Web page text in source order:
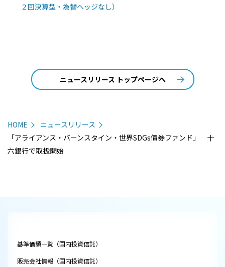
２回決算型・為替ヘッジなし）
ニュースリリース トップページへ
HOME
ニュースリリース
「アライアンス・バーンスタイン・世界SDGs債券ファンド」 十
六銀行で取扱開始
基準価額一覧（国内投資信託）
販売会社情報（国内投資信託）